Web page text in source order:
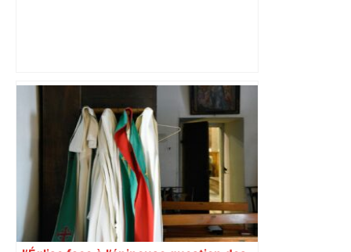
Bilan du marché du logement neuf :
une lueur d'espoir pour l'immobilier à
Toulouse ? – Actu.fr